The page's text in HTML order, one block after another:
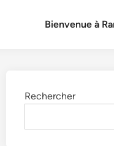
Bienvenue à
Rechercher